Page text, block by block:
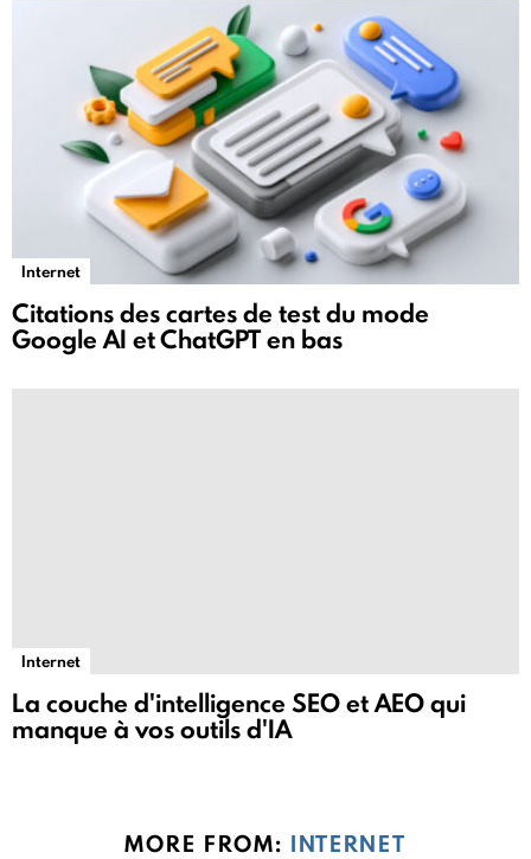
Internet
Citations des cartes de test du mode
Google AI et ChatGPT en bas
Internet
La couche d'intelligence SEO et AEO qui
manque à vos outils d'IA
MORE FROM: INTERNET